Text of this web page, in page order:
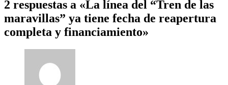
2 respuestas a «La línea del “Tren de las
maravillas” ya tiene fecha de reapertura
completa y financiamiento»